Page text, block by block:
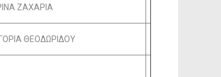
ΖΑΧΑΡΙΑ
ΘΕΟΔΩΡΙΔΟΥ